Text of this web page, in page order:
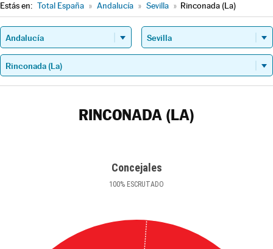
Estás en: Total España » Andalucía » Sevilla » Rinconada (La)
RINCONADA (LA)
Concejales
100% ESCRUTADO